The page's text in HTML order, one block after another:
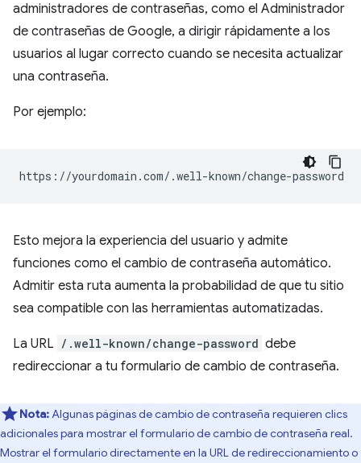
administradores de contraseñas, como el Administrador
de contraseñas de Google, a dirigir rápidamente a los
usuarios al lugar correcto cuando se necesita actualizar
una contraseña.
Por ejemplo:
Esto mejora la experiencia del usuario y admite
funciones como el cambio de contraseña automático.
Admitir esta ruta aumenta la probabilidad de que tu sitio
sea compatible con las herramientas automatizadas.
La URL /.well-known/change-password debe
redireccionar a tu formulario de cambio de contraseña.
Nota:Algunas páginas de cambio de contraseña requieren clics
adicionales para mostrar el formulario de cambio de contraseña real.
Mostrar el formulario directamente en la URL de redireccionamiento o